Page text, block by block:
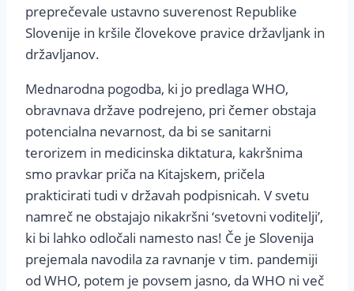
preprečevale ustavno suverenost Republike
Slovenije in kršile človekove pravice državljank in
državljanov.
Mednarodna pogodba, ki jo predlaga WHO,
obravnava države podrejeno, pri čemer obstaja
potencialna nevarnost, da bi se sanitarni
terorizem in medicinska diktatura, kakršnima
smo pravkar priča na Kitajskem, pričela
prakticirati tudi v državah podpisnicah. V svetu
namreč ne obstajajo nikakršni ‘svetovni voditelji’,
ki bi lahko odločali namesto nas! Če je Slovenija
prejemala navodila za ravnanje v tim. pandemiji
od WHO, potem je povsem jasno, da WHO ni več